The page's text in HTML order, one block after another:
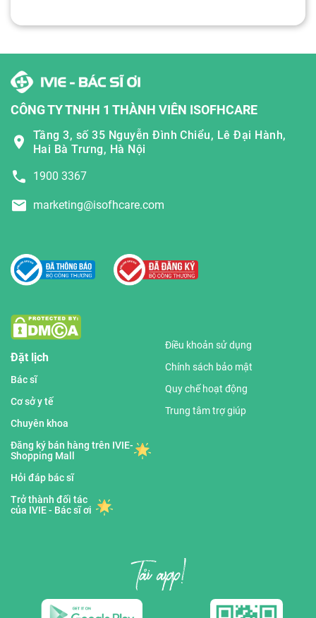
CÔNG TY TNHH 1 THÀNH VIÊN ISOFHCARE
Tầng 3, số 35 Nguyễn Đình Chiểu, Lê Đại Hành,
Hai Bà Trưng, Hà Nội
1900 3367
marketing@isofhcare.com
Đặt lịch
Bác sĩ
Cơ sở y tế
Chuyên khoa
Đăng ký bán hàng trên IVIE-
Shopping Mall
Hỏi đáp bác sĩ
Trở thành đối tác
của IVIE - Bác sĩ ơi
Điều khoản sử dụng
Chính sách bảo mật
Quy chế hoạt động
Trung tâm trợ giúp